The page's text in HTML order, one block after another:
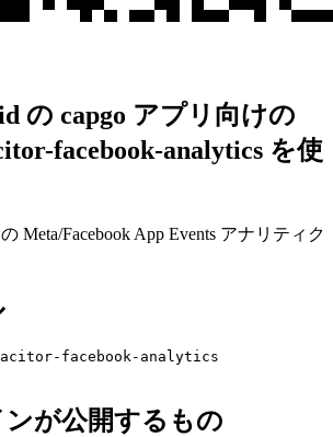
の capgo アプリ向けの
facebook-analytics を使
Meta/Facebook App Events アナリティク
facebook-analytics
が公開するもの